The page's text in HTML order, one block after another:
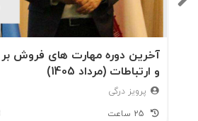
آخرین دوره مهارت های فروش بر
و ارتباطات (مرداد 1405)
پرویز درگی